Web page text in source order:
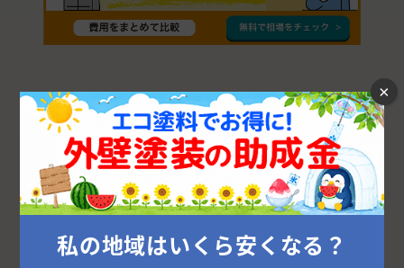
甲州市で優良外壁塗装業者を探す方法
塗装業者を探すことです。
×
私の地域はいくら安くなる？